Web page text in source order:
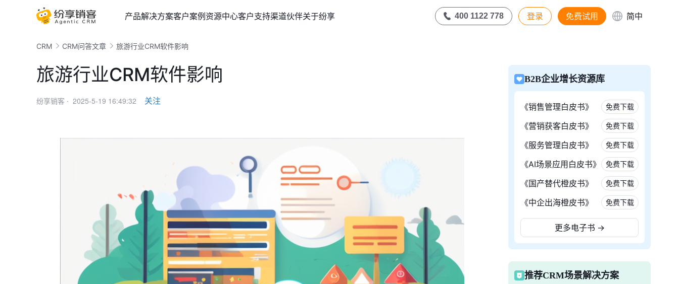
产品解决方案客户案例资源中心客户支持渠道伙伴关于纷享 400 1122 778 登录 免费试用 简中
CRM CRM问答文章 旅游行业CRM软件影响
旅游行业CRM软件影响
纷享销客 · 2025-5-19 16:49:32 关注
B2B企业增长资源库
《销售管理白皮书》 免费下载
《营销获客白皮书》 免费下载
《服务管理白皮书》 免费下载
《AI场景应用白皮书》 免费下载
《国产替代橙皮书》 免费下载
《中企出海橙皮书》 免费下载
更多电子书 →
推荐CRM场景解决方案